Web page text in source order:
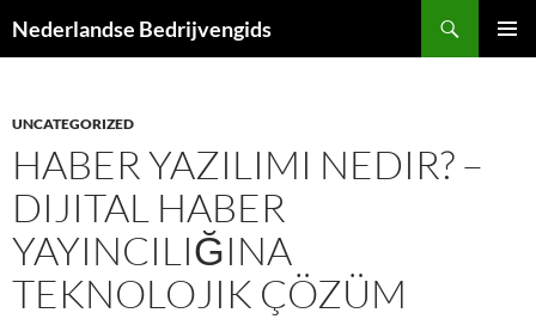
naar
Nederlandse Bedrijvengids
UNCATEGORIZED
HABER YAZILIMI NEDIR? –
DIJITAL HABER
YAYINCILIĞINA
TEKNOLOJIK ÇÖZÜM